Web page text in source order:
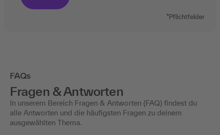
*Pflichtfelder
FAQs
Fragen & Antworten
In unserem Bereich Fragen & Antworten (FAQ) findest du
alle Antworten und die häufigsten Fragen zu deinem
ausgewählten Thema.